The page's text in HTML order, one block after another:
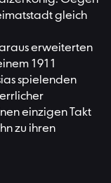
gleich
erweiterten
1911
spielenden
einzigen Takt
zu ihren